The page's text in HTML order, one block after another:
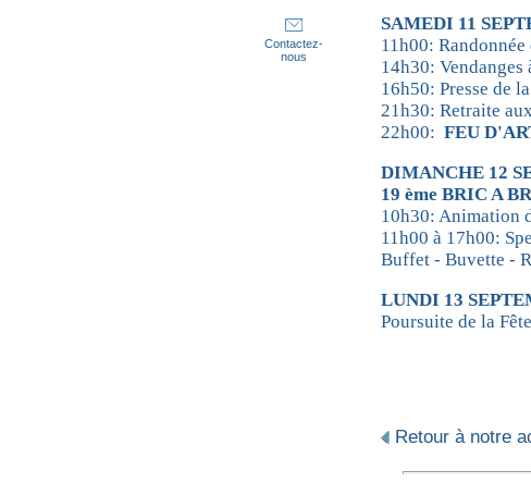
Contactez-
nous
SAMEDI 11
11h00:
14h30:
16h50: Presse de
21h30: Retraite
22h00: FEU
DIMANCHE 12
19 ème BRIC A
10h30: Animation
11h00 à 17h00:
Buffet - Buvette -
LUNDI 13
Poursuite de la
Retour à notre